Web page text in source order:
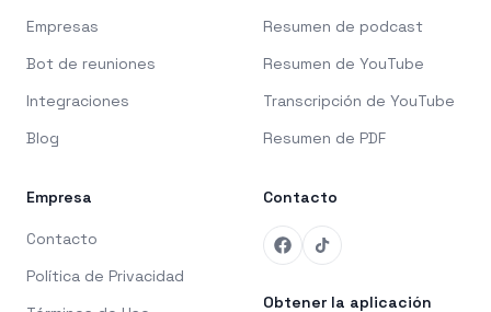
Empresas
Bot de reuniones
Integraciones
Blog
Resumen de podcast
Resumen de YouTube
Transcripción de YouTube
Resumen de PDF
Empresa
Contacto
Política de Privacidad
Contacto
Obtener la aplicación